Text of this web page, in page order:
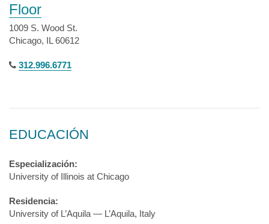
Floor
1009 S. Wood St.
Chicago, IL 60612
312.996.6771
EDUCACIÓN
Especialización:
University of Illinois at Chicago
Residencia:
University of L’Aquila — L’Aquila, Italy